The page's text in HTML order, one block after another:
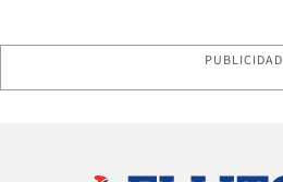
PUBLICIDAD